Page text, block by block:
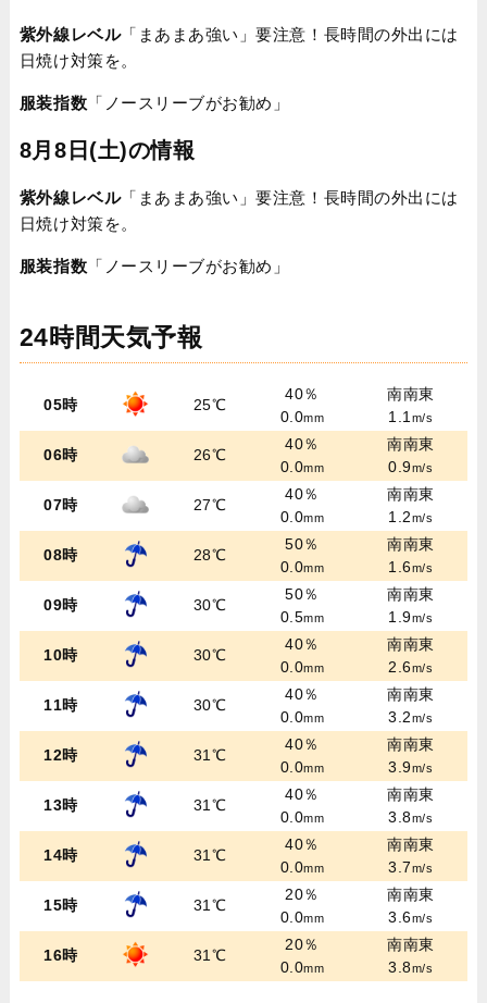
紫外線レベル「まあまあ強い」要注意！長時間の外出には
日焼け対策を。
服装指数 「ノースリーブがお勧め」
8月8日(土)の情報
紫外線レベル「まあまあ強い」要注意！長時間の外出には
日焼け対策を。
服装指数 「ノースリーブがお勧め」
24時間天気予報
05時 25℃
40％
0.0mm
南南東
1.1m/s
06時 26℃
40％
0.0mm
南南東
0.9m/s
07時 27℃
40％
0.0mm
南南東
1.2m/s
08時 28℃
50％
0.0mm
南南東
1.6m/s
09時 30℃
50％
0.5mm
南南東
1.9m/s
10時 30℃
40％
0.0mm
南南東
2.6m/s
11時 30℃
40％
0.0mm
南南東
3.2m/s
12時 31℃
40％
0.0mm
南南東
3.9m/s
13時 31℃
40％
0.0mm
南南東
3.8m/s
14時 31℃
40％
0.0mm
南南東
3.7m/s
15時 31℃
20％
0.0mm
南南東
3.6m/s
16時 31℃
20％
0.0mm
南南東
3.8m/s